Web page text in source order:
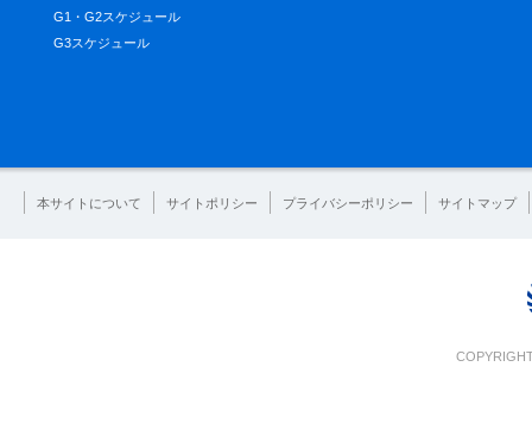
G1・G2スケジュール
G3スケジュール
本サイトについて サイトポリシー プライバシーポリシー サイトマップ